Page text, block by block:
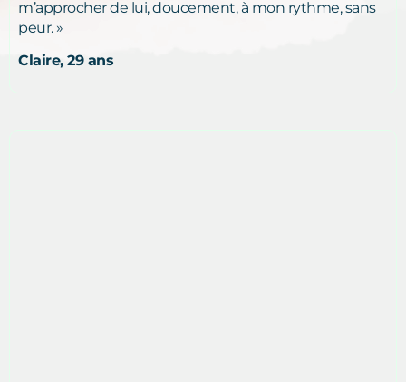
m’approcher de lui, doucement, à mon rythme, sans
peur. »
Claire, 29 ans